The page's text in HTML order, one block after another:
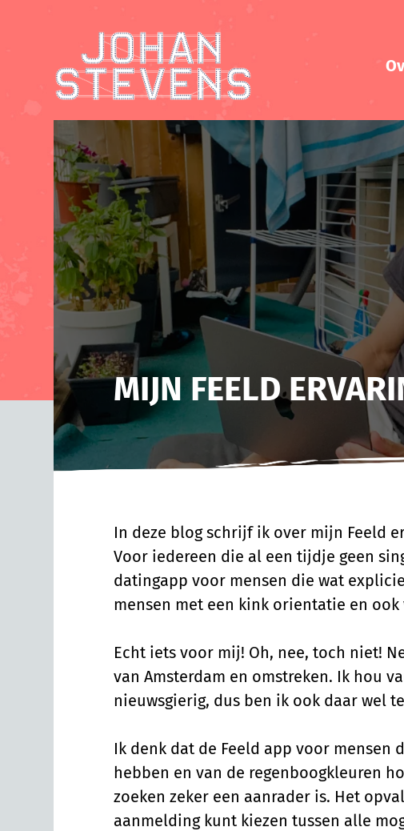
MIJN FEELD
In deze blog schrijf ik over mijn Feeld
Voor iedereen die al een tijdje geen
datingapp voor mensen die wat
mensen met een kink orientatie en
Echt iets voor mij! Oh, nee, toch niet!
van Amsterdam en omstreken. Ik hou
nieuwsgierig, dus ben ik ook daar wel
Ik denk dat de Feeld app voor mensen
hebben en van de regenboogkleuren
zoeken zeker een aanrader is. Het
aanmelding kunt kiezen tussen alle